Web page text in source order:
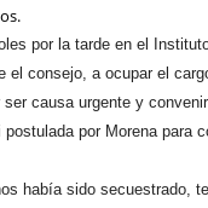
por la tarde en el
el consejo, a ocupar el
causa urgente y
por Morena para
había sido secuestrado,